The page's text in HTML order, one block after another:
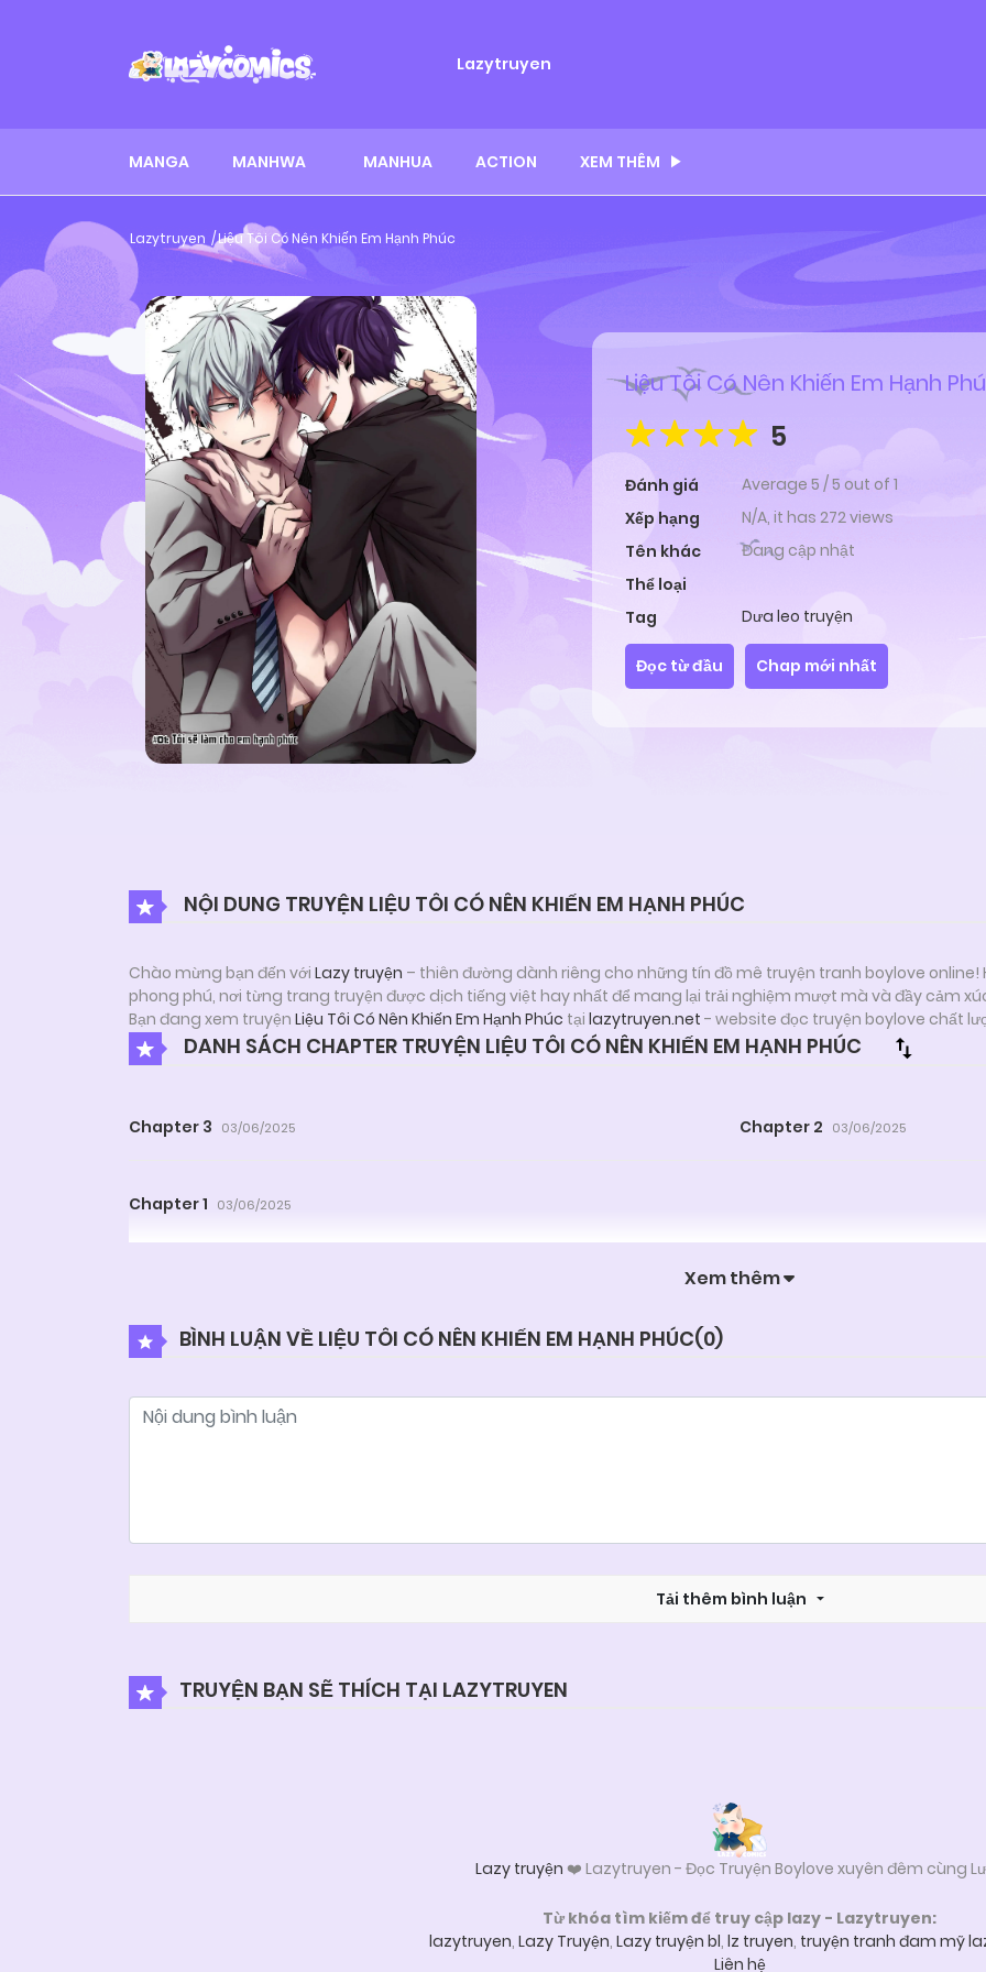
Lazytruyen
MANGA MANHWA MANHUA ACTION XEM THÊM
Lazytruyen Liệu Tôi Có Nên Khiến Em Hạnh Phúc
Liệu Tôi Có Nên Khiến Em Hạnh
5
Đánh giá Average 5 /5 out of 1
Xếp hạng
N/A, it has 272 views
Tên khác
Đang cập nhật
Thể loại
Tag
Dưa leo truyện
Đọc từ đầu Chap mới nhất
NỘI DUNG TRUYỆN LIỆU TÔI CÓ NÊN KHIẾN EM HẠNH PHÚC
Chào mừng bạn đến với Lazy truyện – thiên đường dành riêng cho những tín đồ mê truyện tranh boylove
phong phú, nơi từng trang truyện được dịch tiếng việt hay nhất để mang lại trải nghiệm mượt mà và đầy cảm
Bạn đang xem truyện Liệu Tôi Có Nên Khiến Em Hạnh Phúc tại lazytruyen.net - website đọc truyện boylove chất
DANH SÁCH CHAPTER TRUYỆN LIỆU TÔI CÓ NÊN KHIẾN EM HẠNH PHÚC
Chapter 3 03/06/2025 Chapter 2 03/06/2025
Chapter 1 03/06/2025
Xem thêm
BÌNH LUẬN VỀ LIỆU TÔI CÓ NÊN KHIẾN EM HẠNH PHÚC(0)
Tải thêm bình luận
TRUYỆN BẠN SẼ THÍCH TẠI LAZYTRUYEN
Lazy truyện ❤️ Lazytruyen - Đọc Truyện Boylove xuyên đêm cùng
Từ khóa tìm kiếm để truy cập lazy - Lazytruyen:
lazytruyen, Lazy Truyện, Lazy truyện bl, lz truyen, truyện tranh đam mỹ
Liên hệ